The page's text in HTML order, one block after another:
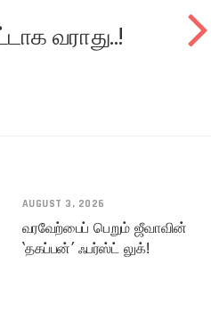
வராது..!
AUGUST 3, 2026
வரவேற்பைப் பெறும் ஜீவாவின்
‘தகப்பன்’ ஃபர்ஸ்ட் லுக்!